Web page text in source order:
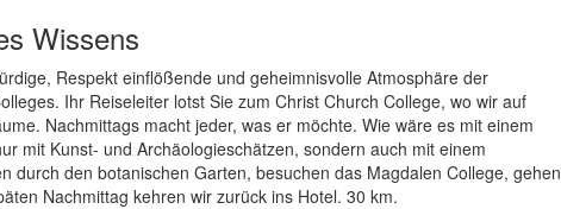
Wissens
Respekt einflößende und geheimnisvolle Atmosphäre der
Ihr Reiseleiter lotst Sie zum Christ Church College, wo wir auf
Nachmittags macht jeder, was er möchte. Wie wäre es mit einem
mit Kunst- und Archäologieschätzen, sondern auch mit einem
durch den botanischen Garten, besuchen das Magdalen College, gehen
Nachmittag kehren wir zurück ins Hotel. 30 km.